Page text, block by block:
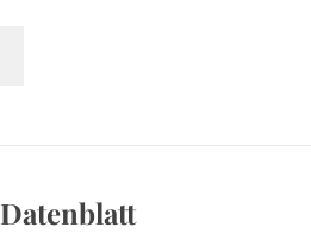
Datenblatt